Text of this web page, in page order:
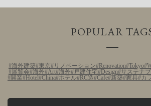
POPULAR
海外建築 東京 リノベーション Renovation Tokyo
展覧会 海外 Art 海外 戸建住宅 Design サステナ
開業 Hotel China ホテル RC造 Cafe 新築 家具 カ